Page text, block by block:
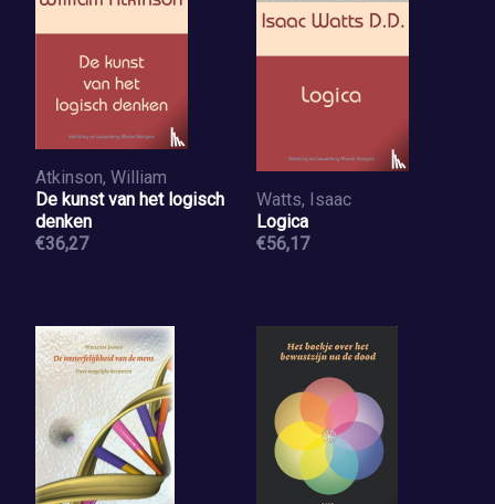
Atkinson, William
De kunst van het logisch
denken
€36,27
Watts, Isaac
Logica
€56,17